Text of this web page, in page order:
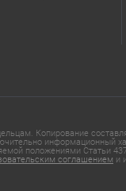
Копирование
информационный
положениями Статьи
соглашением и